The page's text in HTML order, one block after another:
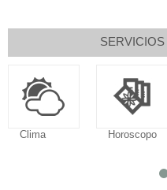
Clima Horoscopo